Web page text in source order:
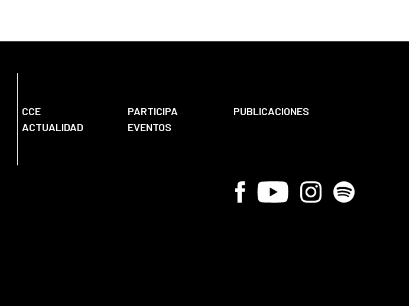
CCE PARTICIPA
PUBLICACIONES
ACTUALIDAD
EVENTOS
Facebook
Youtube InstagramSpotify